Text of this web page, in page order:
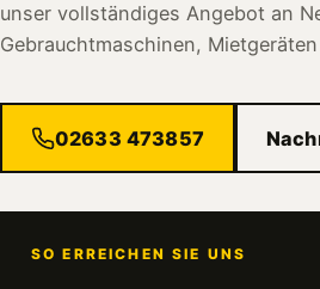
unser vollständiges Angebot an
Gebrauchtmaschinen,
02633 473857
SO ERREICHEN SIE UNS